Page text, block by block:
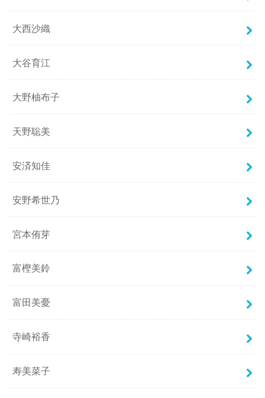
大西沙織
大谷育江
大野柚布子
天野聡美
安済知佳
安野希世乃
宮本侑芽
富樫美鈴
富田美憂
寺崎裕香
寿美菜子